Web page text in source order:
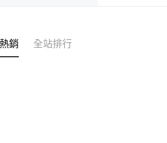
銷 全站排行